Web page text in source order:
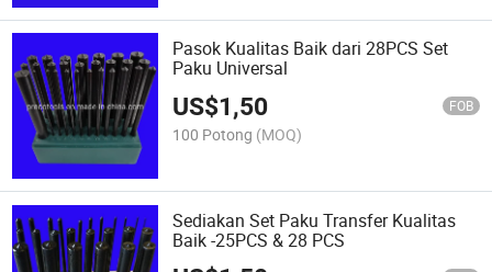
Pasok Kualitas Baik dari 28PCS Set
Paku Universal
US$1,50 FOB
100 Potong (MOQ)
Sediakan Set Paku Transfer Kualitas
Baik -25PCS & 28 PCS